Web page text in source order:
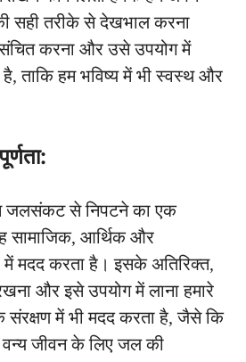
सही तरीके से देखभाल करना
संचित करना और उसे उपयोग में
है, ताकि हम भविष्य में भी स्वस्थ और
जलसंकट से निपटने का एक
सामाजिक, आर्थिक और
में मदद करता है। इसके अतिरिक्त,
और इसे उपयोग में लाना हमारे
संरक्षण में भी मदद करता है, जैसे कि
वन्य जीवन के लिए जल की